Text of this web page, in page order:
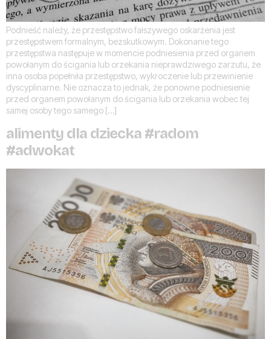
Podnieść należy, że przestępstwo fałszywego oskarżenia jest
przestępstwem formalnym, bezskutkowym. Dokonanie tego
przestępstwa następuje w momencie podniesienia przed organem
powołanym do ścigania lub orzekania nieprawdziwego zarzutu, że
inna osoba popełniła przestępstwo, wykroczenie lub przewinienie
dyscyplinarne. Nie oznacza to jednak, że ponowne podniesienie
przed organem powołanym do ścigania lub orzekania wobec tej
samej osoby tego samego […]
alimenty dla dziecka #radom
#adwokat